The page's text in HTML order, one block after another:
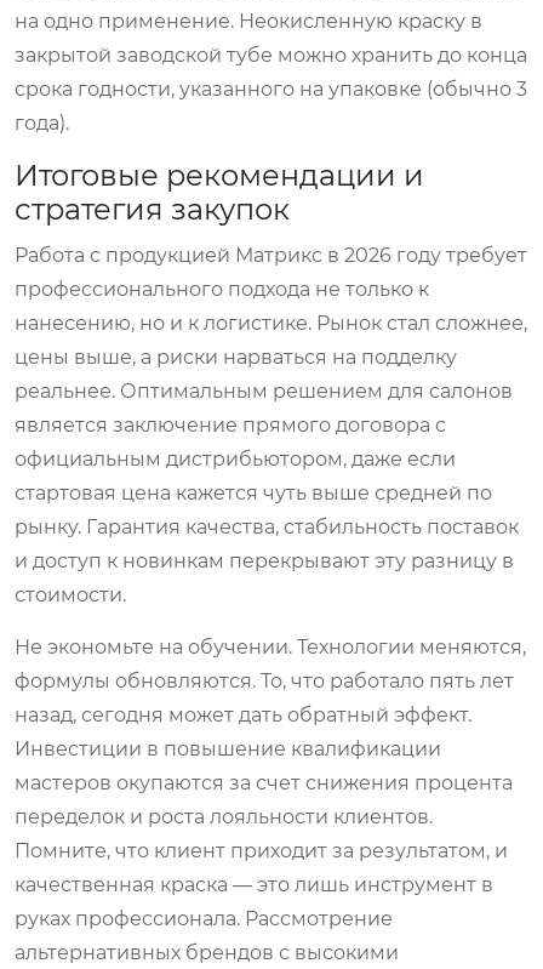
на одно применение. Неокисленную краску в
закрытой заводской тубе можно хранить до конца
срока годности, указанного на упаковке (обычно 3
года).
Итоговые рекомендации и
стратегия закупок
Работа с продукцией Матрикс в 2026 году требует
профессионального подхода не только к
нанесению, но и к логистике. Рынок стал сложнее,
цены выше, а риски нарваться на подделку
реальнее. Оптимальным решением для салонов
является заключение прямого договора с
официальным дистрибьютором, даже если
стартовая цена кажется чуть выше средней по
рынку. Гарантия качества, стабильность поставок
и доступ к новинкам перекрывают эту разницу в
стоимости.
Не экономьте на обучении. Технологии меняются,
формулы обновляются. То, что работало пять лет
назад, сегодня может дать обратный эффект.
Инвестиции в повышение квалификации
мастеров окупаются за счет снижения процента
переделок и роста лояльности клиентов.
Помните, что клиент приходит за результатом, и
качественная краска — это лишь инструмент в
руках профессионала. Рассмотрение
альтернативных брендов с высокими